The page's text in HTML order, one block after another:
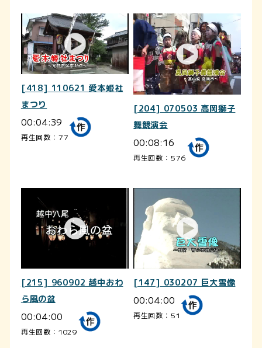
[418] 110621 愛本姫社
まつり
00:04:39
再生回数：77
[204] 070503 高岡獅子
舞競演会
00:08:16
再生回数：576
[215] 960902 越中おわ
ら風の盆
00:04:00
再生回数：1029
[147] 030207 巨大雪像
00:04:00
再生回数：51